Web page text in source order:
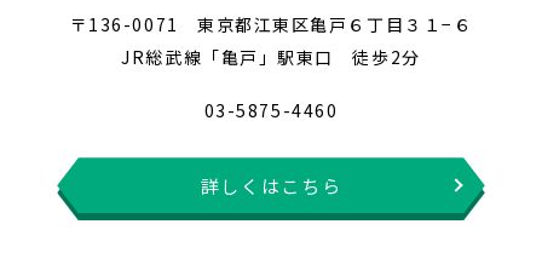
〒136-0071 東京都江東区亀戸６丁目３１−６
JR総武線「亀戸」駅東口 徒歩2分
03-5875-4460
詳しくはこちら